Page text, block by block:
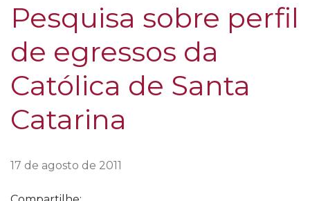
Pesquisa sobre perfil
de egressos da
Católica de Santa
Catarina
17 de agosto de 2011